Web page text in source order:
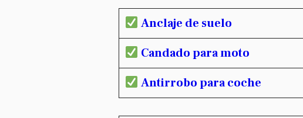
Anclaje de suelo
Candado para moto
Antirrobo para coche